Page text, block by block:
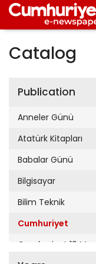
Catalog
Publication
Anneler Günü
Atatürk Kitapları
Babalar Günü
Bilgisayar
Bilim Teknik
Cumhuriyet
Cumhuriyet 19 Mayıs